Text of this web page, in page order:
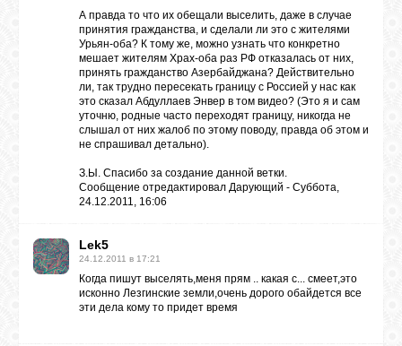
А правда то что их обещали выселить, даже в случае
принятия гражданства, и сделали ли это с жителями
Урьян-оба? К тому же, можно узнать что конкретно
мешает жителям Храх-оба раз РФ отказалась от них,
принять гражданство Азербайджана? Действительно
ли, так трудно пересекать границу с Россией у нас как
это сказал Абдуллаев Энвер в том видео? (Это я и сам
уточню, родные часто переходят границу, никогда не
слышал от них жалоб по этому поводу, правда об этом и
не спрашивал детально).
З.Ы. Спасибо за создание данной ветки.
Сообщение отредактировал Дарующий - Суббота,
24.12.2011, 16:06
Lek5
24.12.2011 в 17:21
Когда пишут выселять,меня прям .. какая с... смеет,это
исконно Лезгинские земли,очень дорого обайдется все
эти дела кому то придет время